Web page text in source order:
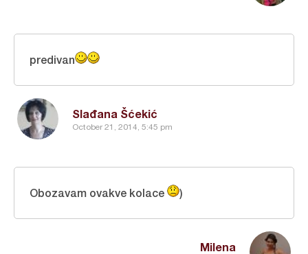
Slađana Šćekić
October 21, 2014, 5:45 pm
predivan
Milena
Obozavam ovakve kolace )